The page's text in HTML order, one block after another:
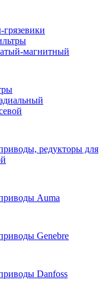
магнитный
редукторы для
Auma
Genebre
Danfoss